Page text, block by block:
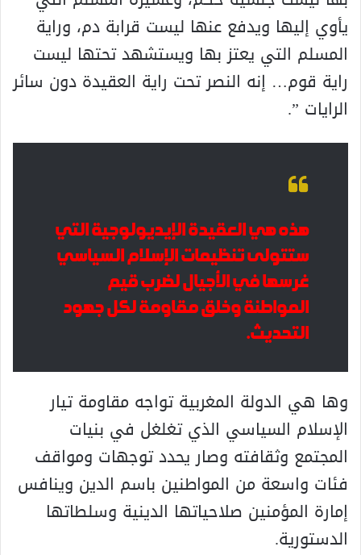
يأوي إليها ويدفع عنها ليست قرابة دم، وراية
المسلم التي يعتز بها ويستشهد تحتها ليست
راية قوم… إنه النصر تحت راية العقيدة دون سائر
الرايات ”.
هذه هي العقيدة الإيديولوجية التي
ستتولى تنظيمات الإسلام السياسي
غرسها في الأجيال لضرب قيم
المواطنة وخلق مقاومة لكل جهود
التحديث.
وها هي الدولة المغربية تواجه مقاومة تيار
الإسلام السياسي الذي تغلغل في بنيات
المجتمع وثقافته وصار يحدد توجهات ومواقف
فئات واسعة من المواطنين باسم الدين وينافس
إمارة المؤمنين صلاحياتها الدينية وسلطاتها
الدستورية.